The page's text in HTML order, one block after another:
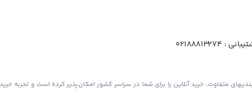
:
02188813274
متفاوت، خرید آنلاین را برای شما در سراسر کشور امکان‌پذیر کرده است و تجربه